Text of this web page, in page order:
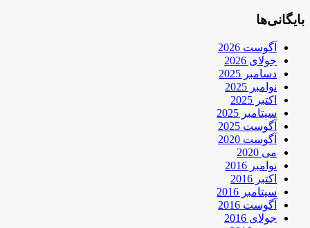
بایگانی‌ها
آگوست 2026
جولای 2026
دسامبر 2025
نوامبر 2025
اکتبر 2025
سپتامبر 2025
آگوست 2025
آگوست 2020
می 2020
نوامبر 2016
اکتبر 2016
سپتامبر 2016
آگوست 2016
جولای 2016